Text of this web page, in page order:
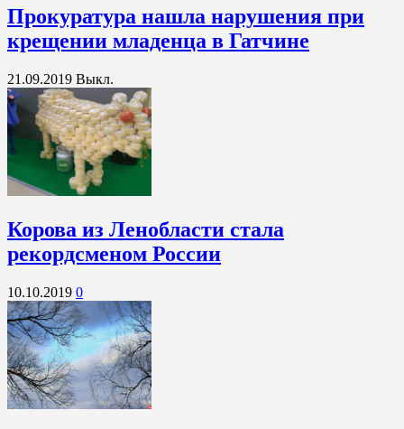
Прокуратура нашла нарушения при
крещении младенца в Гатчине
21.09.2019 Выкл.
Корова из Ленобласти стала
рекордсменом России
10.10.2019 0